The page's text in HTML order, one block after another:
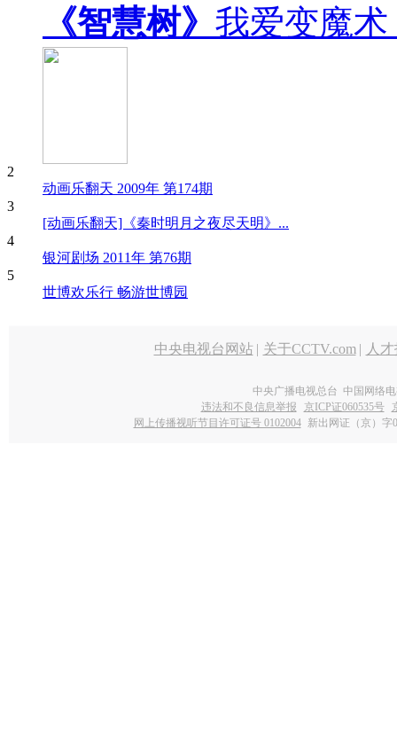
《智慧树》 我爱变魔
2
动画乐翻天 2009年 第174期
3
[动画乐翻天]《秦时明月之夜尽天明》...
4
银河剧场 2011年 第76期
5
世博欢乐行 畅游世博园
中央电视台网站 | 关于CCTV.com | 人
中央广播电视总台 中国网络
违法和不良信息举报
京ICP证060535号
网上传播视听节目许可证号 0102004 新出网证（京）